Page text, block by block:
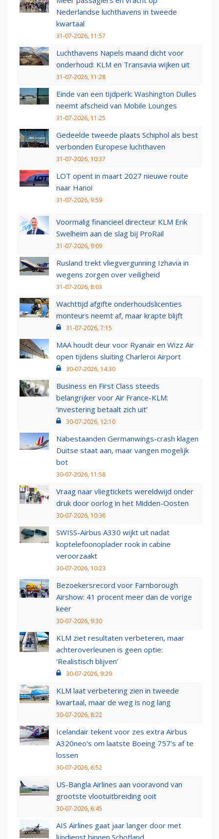
Nederlandse luchthavens in tweede
kwartaal
31-07-2026, 11:57
Luchthavens Napels maand dicht voor
onderhoud: KLM en Transavia wijken uit
31-07-2026, 11:28
Einde van een tijdperk: Washington Dulles
neemt afscheid van Mobile Lounges
31-07-2026, 11:25
Gedeelde tweede plaats Schiphol als best
verbonden Europese luchthaven
31-07-2026, 10:37
LOT opent in maart 2027 nieuwe route
naar Hanoi
31-07-2026, 9:59
Voormalig financieel directeur KLM Erik
Swelheim aan de slag bij ProRail
31-07-2026, 9:09
Rusland trekt vliegvergunning Izhavia in
wegens zorgen over veiligheid
31-07-2026, 8:03
Wachttijd afgifte onderhoudslicenties
monteurs neemt af, maar krapte blijft
31-07-2026, 7:15
MAA houdt deur voor Ryanair en Wizz Air
open tijdens sluiting Charleroi Airport
30-07-2026, 14:30
Business en First Class steeds
belangrijker voor Air France-KLM:
‘investering betaalt zich uit’
30-07-2026, 12:10
Nabestaanden Germanwings-crash klagen
Duitse staat aan, maar vangen mogelijk
bot
30-07-2026, 11:58
Vraag naar vliegtickets wereldwijd onder
druk door oorlog in het Midden-Oosten
30-07-2026, 10:36
SWISS-Airbus A330 wijkt uit nadat
koptelefoonoplader rook in cabine
veroorzaakt
30-07-2026, 10:23
Bezoekersrecord voor Farnborough
Airshow: 41 procent meer dan de vorige
keer
30-07-2026, 9:30
KLM ziet resultaten verbeteren, maar
achteroverleunen is geen optie:
‘Realistisch blijven’
30-07-2026, 9:29
KLM laat verbetering zien in tweede
kwartaal, maar de weg is nog lang
30-07-2026, 8:22
Icelandair tekent voor zes extra Airbus
A320neo's om laatste Boeing 757's af te
lossen
30-07-2026, 6:52
US-Bangla Airlines aan vooravond van
grootste vlootuitbreiding ooit
30-07-2026, 6:45
AIS Airlines gaat jaar langer door met